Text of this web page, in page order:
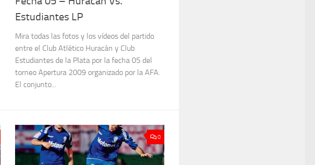
Estudiantes LP
Mira todas las fotos y los vídeos del partido
entre el Club Atlético Huracán y Club
Estudiantes de la Plata por la fecha 05 del
torneo Apertura 2009 organizado por la AFA.
El conjunto...
0